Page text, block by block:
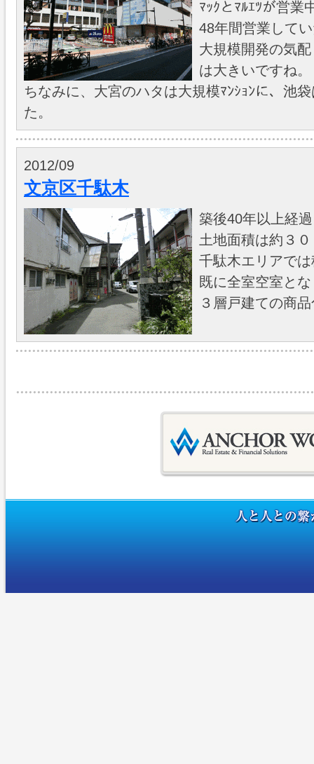
ﾏｯｸとﾏﾙｴﾂが営業
48年間営業して
大規模開発の気
は大きいですね。
ちなみに、大宮のハタは大規模ﾏﾝｼｮﾝに、池
た。
2012/09
文京区千駄木
築後40年以上経
土地面積は約３
千駄木エリアで
既に全室空室と
３層戸建ての商